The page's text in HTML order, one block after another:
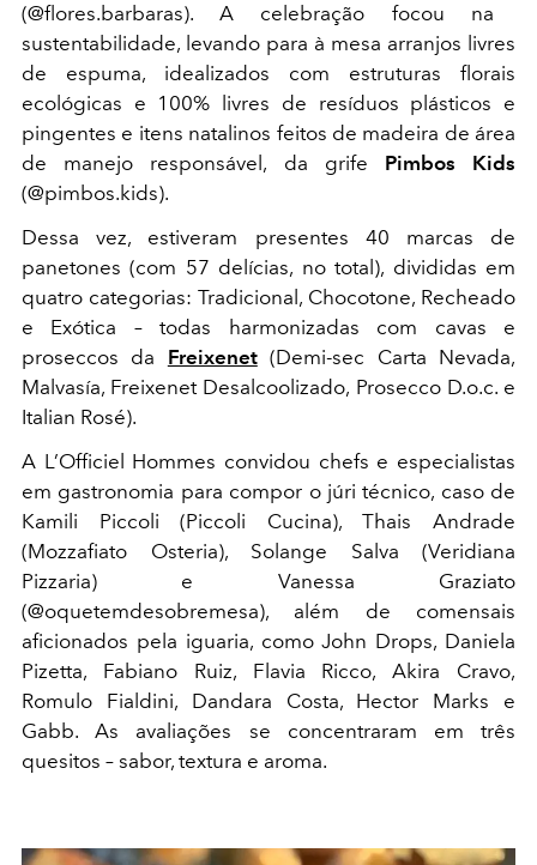
(@flores.barbaras). A celebração focou na
sustentabilidade, levando para à mesa arranjos livres
de espuma, idealizados com estruturas florais
ecológicas e 100% livres de resíduos plásticos e
pingentes e itens natalinos feitos de madeira de área
de manejo responsável, da grife Pimbos Kids
(@pimbos.kids).
Dessa vez, estiveram presentes 40 marcas de
panetones (com 57 delícias, no total), divididas em
quatro categorias: Tradicional, Chocotone, Recheado
e Exótica – todas harmonizadas com cavas e
proseccos da Freixenet(Demi-sec Carta Nevada,
Malvasía, Freixenet Desalcoolizado, Prosecco D.o.c. e
Italian Rosé).
A L’Officiel Hommes convidou chefs e especialistas
em gastronomia para compor o júri técnico, caso de
Kamili Piccoli (Piccoli Cucina), Thais Andrade
(Mozzafiato Osteria), Solange Salva (Veridiana
Pizzaria) e Vanessa Graziato
(@oquetemdesobremesa), além de comensais
aficionados pela iguaria, como John Drops, Daniela
Pizetta, Fabiano Ruiz, Flavia Ricco, Akira Cravo,
Romulo Fialdini, Dandara Costa, Hector Marks e
Gabb. As avaliações se concentraram em três
quesitos – sabor, textura e aroma.